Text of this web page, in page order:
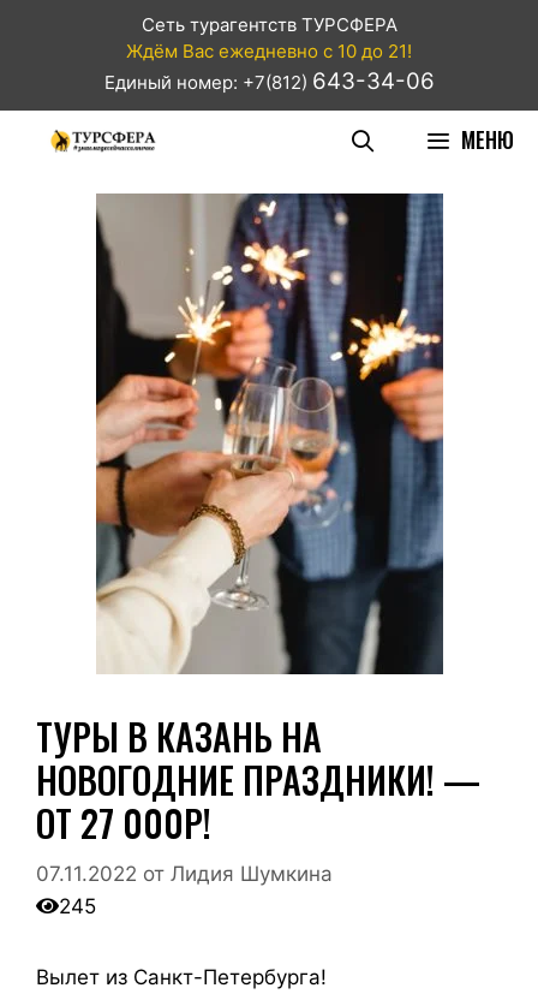
Сеть турагентств ТУРСФЕРА
Ждём Вас ежедневно с 10 до 21!
Единый номер: +7(812) 643-34-06
МЕНЮ
ТУРЫ В КАЗАНЬ НА
НОВОГОДНИЕ ПРАЗДНИКИ! —
ОТ 27 000Р!
07.11.2022 от Лидия Шумкина
245
Вылет из Санкт-Петербурга!